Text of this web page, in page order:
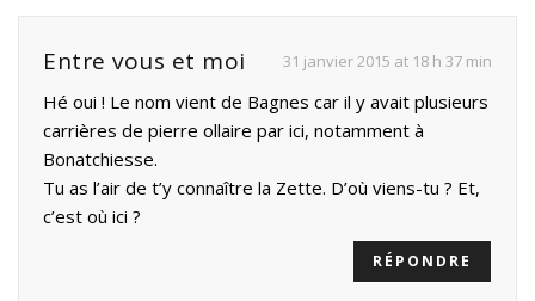
Entre vous et moi 31 janvier 2015 at 18 h 37 min
Hé oui ! Le nom vient de Bagnes car il y avait plusieurs
carrières de pierre ollaire par ici, notamment à
Bonatchiesse.
Tu as l’air de t’y connaître la Zette. D’où viens-tu ? Et,
c’est où ici ?
RÉPONDRE